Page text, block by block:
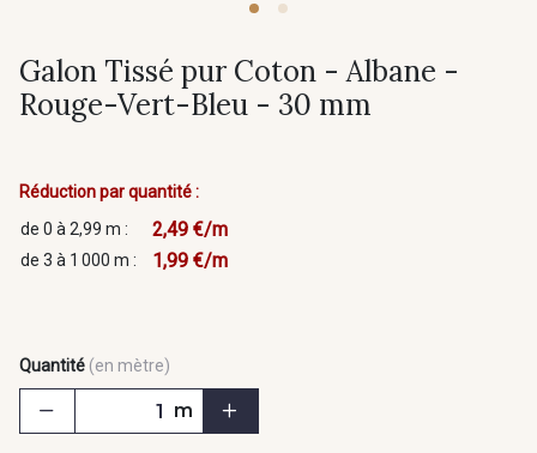
Galon Tissé pur Coton - Albane -
Rouge-Vert-Bleu - 30 mm
Réduction par quantité :
de 0 à 2,99 m :
2,49 €/m
de 3 à 1 000 m : 1,99 €/m
Quantité (en mètre)
m